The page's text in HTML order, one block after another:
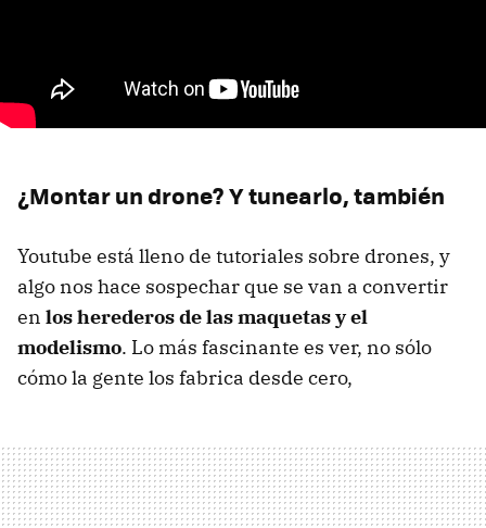
¿Montar un drone? Y tunearlo, también
Youtube está lleno de tutoriales sobre drones, y
algo nos hace sospechar que se van a convertir
en los herederos de las maquetas y el
modelismo. Lo más fascinante es ver, no sólo
cómo la gente los fabrica desde cero,